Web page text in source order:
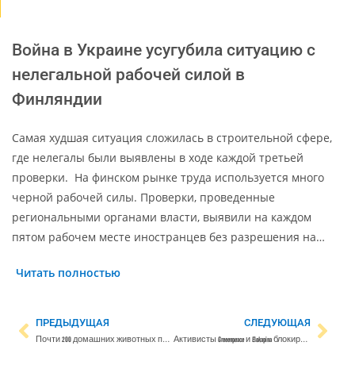
Война в Украине усугубила ситуацию с
нелегальной рабочей силой в
Финляндии
Самая худшая ситуация сложилась в строительной сфере,
где нелегалы были выявлены в ходе каждой третьей
проверки. На финском рынке труда используется много
черной рабочей силы. Проверки, проведенные
региональными органами власти, выявили на каждом
пятом рабочем месте иностранцев без разрешения на…
Читать полностью
ПРЕДЫДУЩАЯ
Почти 200 домашних животных приехали в Финляндию вместе с бегущими от войны в Украине хозяевами
СЛЕДУЮЩАЯ
Активисты Greeenpeace и Elokapina блокируют доступ к порту Ханко железнодорожным составам с российским углем